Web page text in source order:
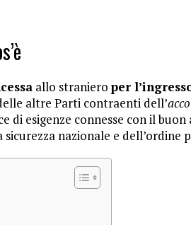
allo straniero per
altre Parti contraenti dell’
di esigenze connesse con il
nazionale e dell’ordine